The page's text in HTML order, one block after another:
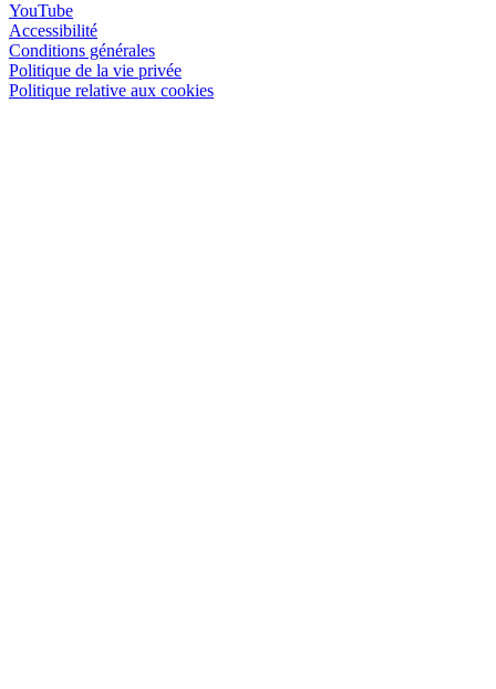
YouTube
Accessibilité
Conditions générales
Politique de la vie privée
Politique relative aux cookies